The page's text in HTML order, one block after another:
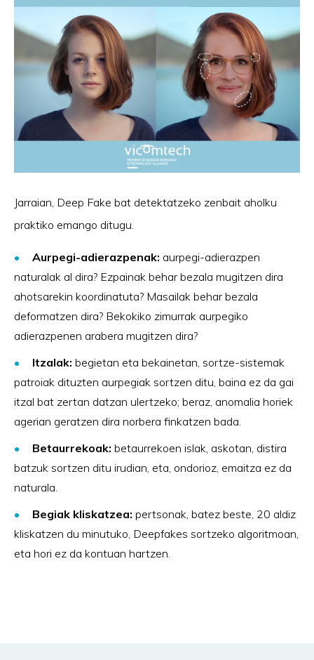
Jarraian, Deep Fake bat detektatzeko zenbait aholku
praktiko emango ditugu.
Aurpegi-adierazpenak: aurpegi-adierazpen
naturalak al dira? Ezpainak behar bezala mugitzen dira
ahotsarekin koordinatuta? Masailak behar bezala
deformatzen dira? Bekokiko zimurrak aurpegiko
adierazpenen arabera mugitzen dira?
Itzalak: begietan eta bekainetan, sortze-sistemak
patroiak dituzten aurpegiak sortzen ditu, baina ez da gai
itzal bat zertan datzan ulertzeko; beraz, anomalia horiek
agerian geratzen dira norbera finkatzen bada.
Betaurrekoak: betaurrekoen islak, askotan, distira
batzuk sortzen ditu irudian, eta, ondorioz, emaitza ez da
naturala.
Begiak kliskatzea: pertsonak, batez beste, 20 aldiz
kliskatzen du minutuko, Deepfakes sortzeko algoritmoan,
eta hori ez da kontuan hartzen.